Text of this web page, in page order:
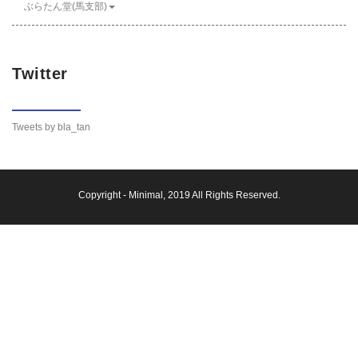
ぶらたん堂(馬支部)
Twitter
Tweets by bla_tan
Copyright - Minimal , 2019 All Rights Reserved.